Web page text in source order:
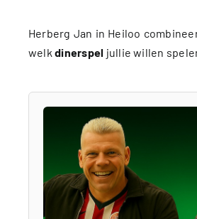
Herberg Jan in Heiloo
welkdinerspel jullie willen